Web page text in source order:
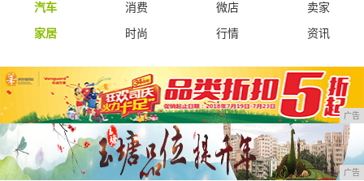
汽车
消费 微店
卖家
家居
时尚 行情 资讯
广告
广告